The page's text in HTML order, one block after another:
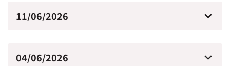
11/06/2026
04/06/2026